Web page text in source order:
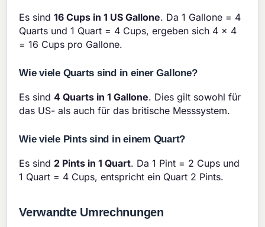
Es sind16 Cups in 1 US Gallone. Da 1 Gallone = 4
Quarts und 1 Quart = 4 Cups, ergeben sich 4 × 4
= 16 Cups pro Gallone.
Wie viele Quarts sind in einer Gallone?
Es sind4 Quarts in 1 Gallone. Dies gilt sowohl für
das US- als auch für das britische Messsystem.
Wie viele Pints sind in einem Quart?
Es sind 2 Pints in 1 Quart. Da 1 Pint = 2 Cups und
1 Quart = 4 Cups, entspricht ein Quart 2 Pints.
Verwandte Umrechnungen